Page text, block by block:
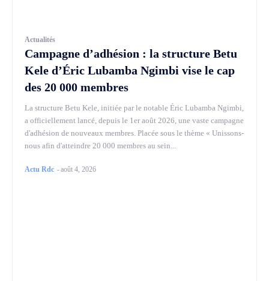
Actualités
Campagne d’adhésion : la structure Betu
Kele d’Éric Lubamba Ngimbi vise le cap
des 20 000 membres
La structure Betu Kele, initiée par le notable Éric Lubamba Ngimbi,
a officiellement lancé, depuis le 1er août 2026, une vaste campagne
d'adhésion de nouveaux membres. Placée sous le thème « Unissons-
nous afin d'atteindre 20 000 membres au sein...
Actu Rdc -août 4, 2026